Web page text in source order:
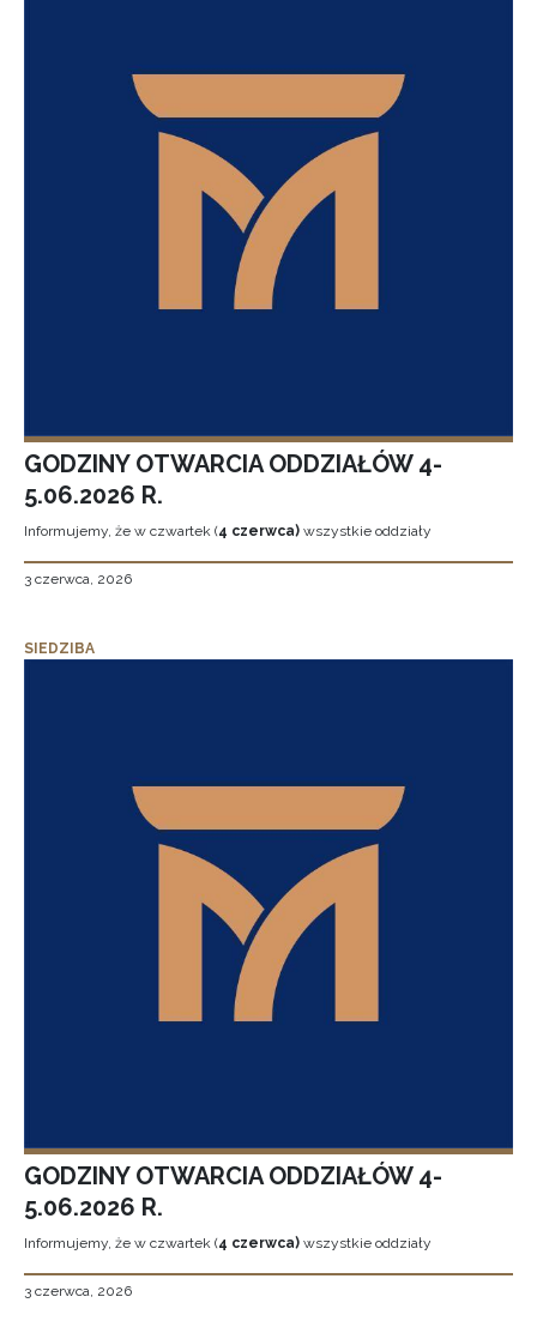
GODZINY OTWARCIA ODDZIAŁÓW 4-
5.06.2026 R.
Informujemy, że w czwartek (4 czerwca) wszystkie oddziały
3 czerwca, 2026
SIEDZIBA
GODZINY OTWARCIA ODDZIAŁÓW 4-
5.06.2026 R.
Informujemy, że w czwartek (4 czerwca) wszystkie oddziały
3 czerwca, 2026